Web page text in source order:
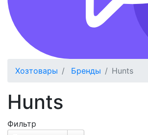
Хозтовары Бренды Hunts
Hunts
Фильтр